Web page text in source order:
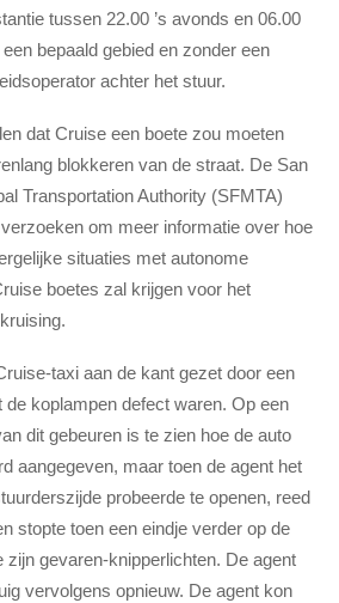
tussen 22.00 ’s avonds en 06.00
een bepaald gebied en zonder een
achter het stuur.
dat Cruise een boete zou moeten
blokkeren van de straat. De San
Transportation Authority (SFMTA)
om meer informatie over hoe
situaties met autonome
boetes zal krijgen voor het
taxi aan de kant gezet door een
de koplampen defect waren. Op een
dit gebeuren is te zien hoe de auto
aangegeven, maar toen de agent het
probeerde te openen, reed
stopte toen een eindje verder op de
zijn gevaren-knipperlichten. De agent
vervolgens opnieuw. De agent kon